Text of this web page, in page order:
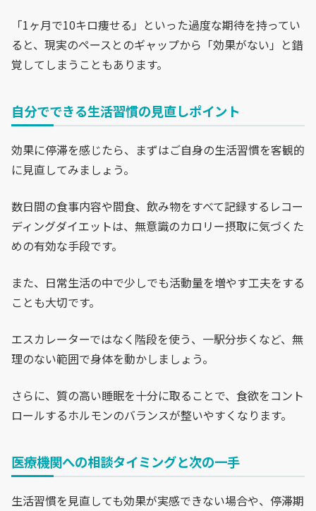
「1ヶ月で10キロ痩せる」といった過度な期待を持ってい
ると、現実のペースとのギャップから「効果がない」と錯
覚してしまうこともあります。
自分でできる生活習慣の見直しポイント
効果に停滞を感じたら、まずはご自身の生活習慣を客観的
に見直してみましょう。
数日間の食事内容や間食、飲み物をすべて記録するレコー
ディングダイエットは、無意識のカロリー摂取に気づくた
めの有効な手段です。
また、日常生活の中で少しでも活動量を増やす工夫をする
ことも大切です。
エスカレーターではなく階段を使う、一駅分歩くなど、無
理のない範囲で身体を動かしましょう。
さらに、質の高い睡眠を十分に取ることで、食欲をコント
ロールするホルモンのバランスが整いやすくなります。
医療機関への相談タイミングと次の一手
生活習慣を見直しても効果が実感できない場合や、停滞期